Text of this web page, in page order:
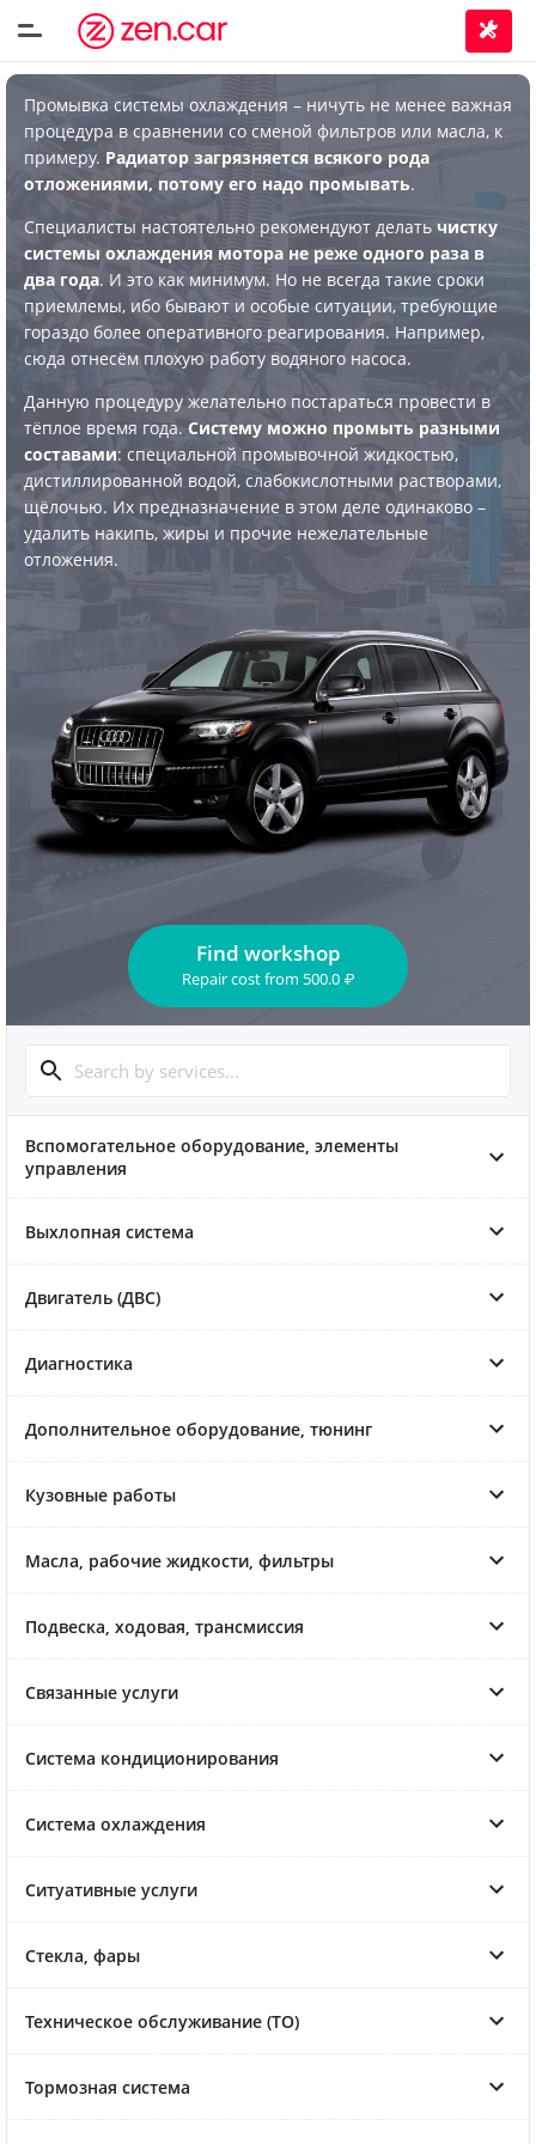
Промывка системы охлаждения – ничуть не менее важная
процедура в сравнении со сменой фильтров или масла, к
примеру. Радиатор загрязняется всякого рода
отложениями, потому его надо промывать.
Специалисты настоятельно рекомендуют делать чистку
системы охлаждения мотора не реже одного раза в
два года. И это как минимум. Но не всегда такие сроки
приемлемы, ибо бывают и особые ситуации, требующие
гораздо более оперативного реагирования. Например,
сюда отнесём плохую работу водяного насоса.
Данную процедуру желательно постараться провести в
тёплое время года. Систему можно промыть разными
составами: специальной промывочной жидкостью,
дистиллированной водой, слабокислотными растворами,
щёлочью. Их предназначение в этом деле одинаково –
удалить накипь, жиры и прочие нежелательные
отложения.
Find workshop
Repair costfrom 500.0 ₽
Вспомогательное оборудование, элементы
управления
Выхлопная система
Двигатель (ДВС)
Диагностика
Дополнительное оборудование, тюнинг
Кузовные работы
Масла, рабочие жидкости, фильтры
Подвеска, ходовая, трансмиссия
Связанные услуги
Система кондиционирования
Система охлаждения
Ситуативные услуги
Стекла, фары
Техническое обслуживание (ТО)
Тормозная система